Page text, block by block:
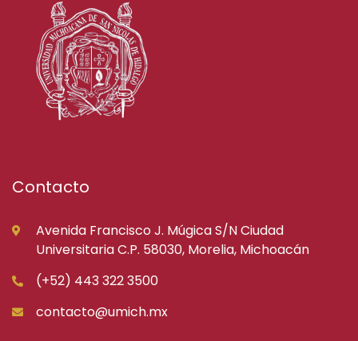
Contacto
Avenida Francisco J. Múgica S/N Ciudad
Universitaria C.P. 58030, Morelia, Michoacán
(+52) 443 322 3500
contacto@umich.mx